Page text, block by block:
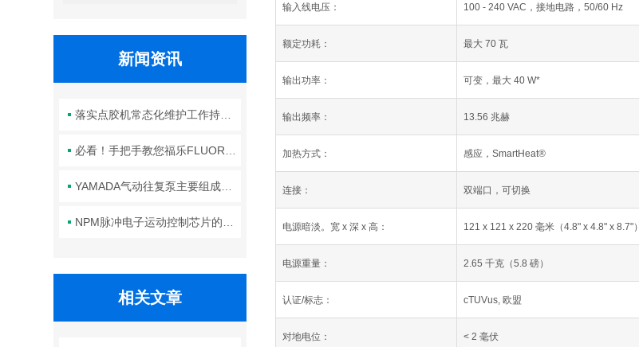
新闻资讯
相关文章
输入线电压： 100 - 240 VAC，接地电路，50/60 Hz
额定功耗： 最大 70 瓦
输出功率： 可变，最大 40 W*
输出频率： 13.56 兆赫
加热方式： 感应，SmartHeat®
连接： 双端口，可切换
电源暗淡。 宽 x 深 x 高： 121 x 121 x 220 毫米（4.8" x 4.8" x 8.7"）
电源重量： 2.65 千克（5.8 磅）
认证/标志： cTUVus, 欧盟
对地电位： < 2 毫伏